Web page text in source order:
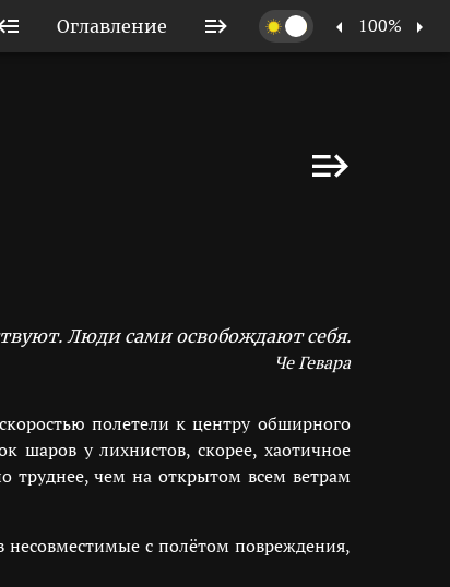
Оглавление 100%
Люди сами освобождают себя.
Че Гевара
полетели к центру обширного
шаров у лихнистов, скорее, хаотичное
труднее, чем на открытом всем ветрам
несовместимые с полётом повреждения,